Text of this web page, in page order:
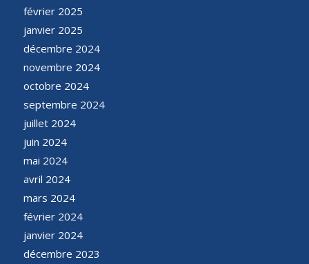
février 2025
janvier 2025
décembre 2024
novembre 2024
octobre 2024
septembre 2024
juillet 2024
juin 2024
mai 2024
avril 2024
mars 2024
février 2024
janvier 2024
décembre 2023